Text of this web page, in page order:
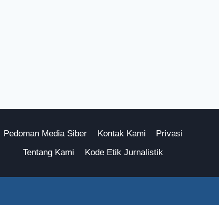
Pedoman Media Siber Kontak Kami
Privasi
Tentang Kami
Kode Etik Jurnalistik